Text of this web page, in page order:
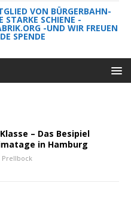
VON BÜRGERBAHN-
STARKE SCHIENE -
-UND WIR FREUEN
SPENDE
– Das Besipiel
in Hamburg
Prellbock